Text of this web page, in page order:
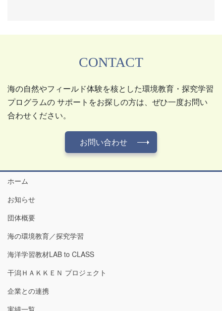
CONTACT
海の自然やフィールド体験を核とした環境教育・探究学習
プログラムの サポートをお探しの方は、ぜひ一度お問い
合わせください。
お問い合わせ
ホーム
お知らせ
団体概要
海の環境教育／探究学習
海洋学習教材LAB to CLASS
干潟ＨＡＫＫＥＮ プロジェクト
企業との連携